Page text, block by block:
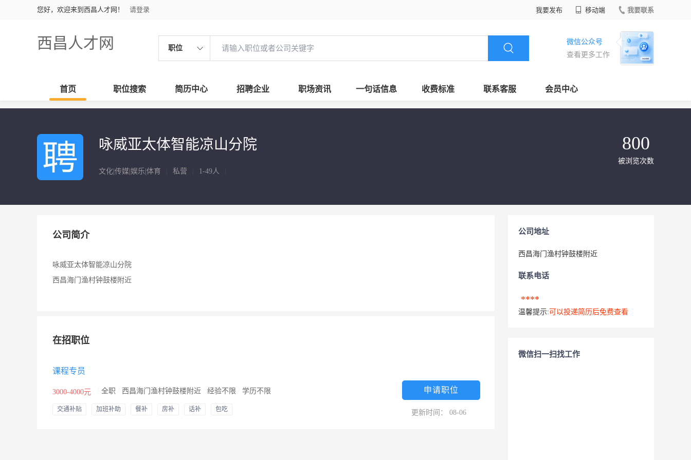
您好，欢迎来到西昌人才网！ 请登录 我要发布 移动端 我要联系
西昌人才网 职位
微信公众号
查看更多工作
首页 职位搜索 简历中心 招聘企业 职场资讯 一句话信息 收费标准 联系客服 会员中心
咏威亚太体智能凉山分院
文化|传媒|娱乐|体育 私营 1-49人
800
被浏览次数
公司简介
咏威亚太体智能凉山分院
西昌海门渔村钟鼓楼附近
在招职位
课程专员
3000-4000元 全职 西昌海门渔村钟鼓楼附近 经验不限 学历不限
交通补贴 加班补助 餐补 房补 话补 包吃
申请职位
更新时间： 08-06
公司地址
西昌海门渔村钟鼓楼附近
联系电话
****
温馨提示: 可以投递简历后免费查看
微信扫一扫找工作